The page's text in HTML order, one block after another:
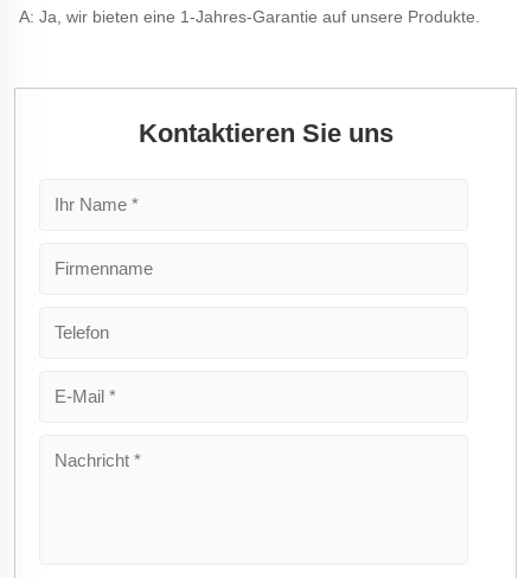
A: Ja, wir bieten eine 1-Jahres-Garantie auf unsere Produkte.
Kontaktieren Sie uns